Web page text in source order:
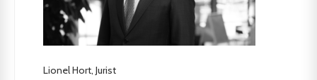
Lionel Hort, Jurist